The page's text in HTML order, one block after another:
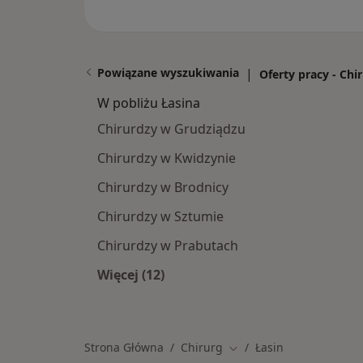
Powiązane wyszukiwania | Oferty pracy -
W pobliżu Łasina
Chirurdzy w Grudziądzu
Chirurdzy w Kwidzynie
Chirurdzy w Brodnicy
Chirurdzy w Sztumie
Chirurdzy w Prabutach
Więcej (12)
Strona Główna Chirurg Zmień miasto
Łasin